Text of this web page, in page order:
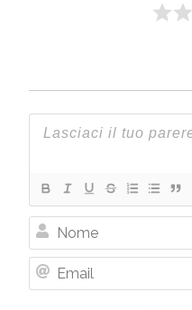
Nome